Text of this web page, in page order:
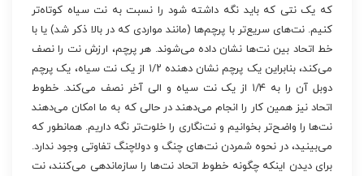
که یک نتی که باید نگه داشته شود را نسبت به نت سیاه کوتاه‌تر
کنیم. نت‌های سریع‌تر با پرچم‌ها (مانند مواردی که در بالا ذکر شد) یا با
خط اتحاد بین نت‌ها نشان داده می‌شوند. هر پرچم، ارزش نت را نصف
می‌کند، بنابراین یک پرچم نشان دهنده ۱/۲ از یک نت سیاه، یک پرچم
دوبل آن را به ۱/۴ از یک نت سیاه و الی آخر نصف می‌کند. خطوط
اتحاد نیز همین کار را انجام می‌دهند در حالی که به ما امکان می‌دهند
نت‌ها را واضح‌تر بخوانیم و نت‌نگاری را خلوت‌تر نگه داریم. همانطور که
می‌بینید، در نحوه شمردن نت‌های چنگ و دولاچنگ تفاوتی وجود ندارد.
برای دیدن اینکه چگونه خطوط اتحاد نت‌ها را سازماندهی می‌کنند، نت